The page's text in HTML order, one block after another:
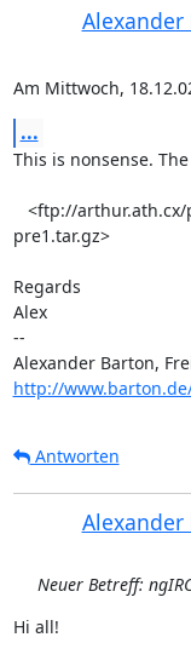
Alexander
Am Mittwoch,
...
This is nonsense.
pre1.tar.gz>
Regards
Alex
--
http://
Antworten
Alexander
Neuer Betreff:
Hi all!